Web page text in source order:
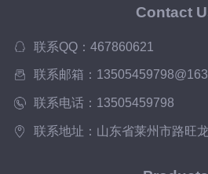
Contact
联系QQ：467860621
联系邮箱：
联系电话：13505459798
联系地址：山东省莱州市路旺